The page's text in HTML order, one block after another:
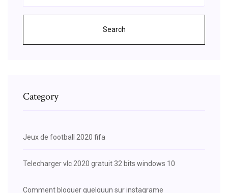
Search
Category
Jeux de football 2020 fifa
Telecharger vlc 2020 gratuit 32 bits windows 10
Comment bloquer quelquun sur instagrame